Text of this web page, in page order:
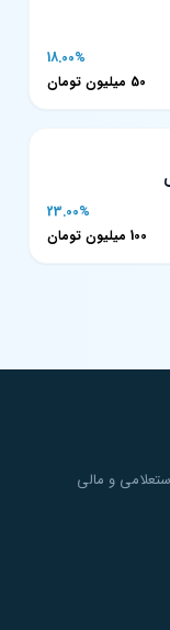
18.00%
50 میلیون تومان
23.00%
100 میلیون تومان
و مالی